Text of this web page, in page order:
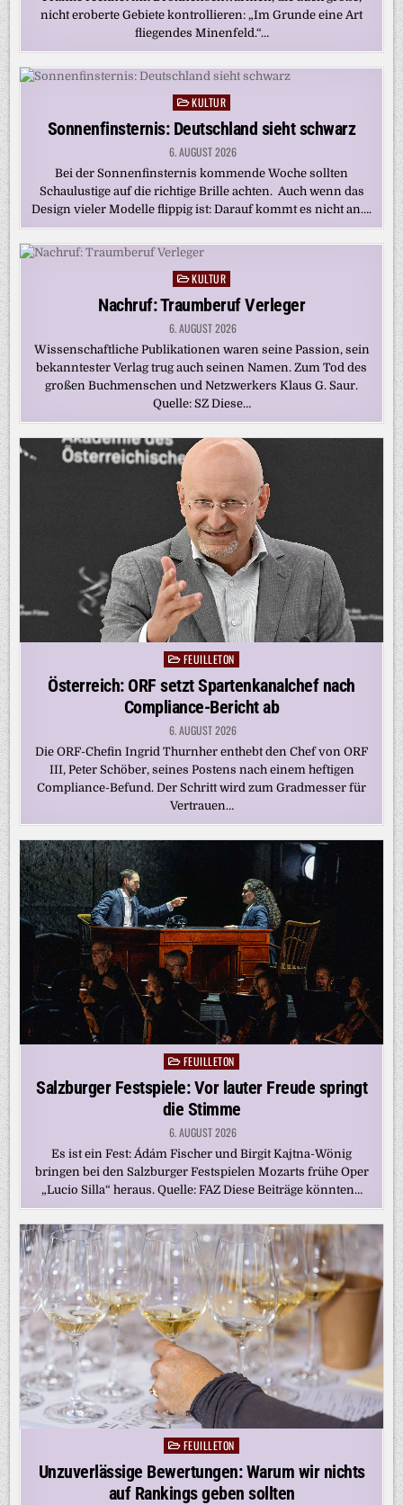
nicht eroberte Gebiete kontrollieren: „Im Grunde eine Art
fliegendes Minenfeld.“…
Posted
in
KULTUR
Sonnenfinsternis: Deutschland sieht schwarz
6. AUGUST 2026
Bei der Sonnenfinsternis kommende Woche sollten
Schaulustige auf die richtige Brille achten. Auch wenn das
Design vieler Modelle flippig ist: Darauf kommt es nicht an….
PostedKULTUR
Nachruf: Traumberuf Verleger
6. AUGUST 2026
Wissenschaftliche Publikationen waren seine Passion, sein
bekanntester Verlag trug auch seinen Namen. Zum Tod des
großen Buchmenschen und Netzwerkers Klaus G. Saur.
Quelle: SZ Diese…
PostedFEUILLETON
Österreich: ORF setzt Spartenkanalchef nach
Compliance-Bericht ab
6. AUGUST 2026
Die ORF-Chefin Ingrid Thurnher enthebt den Chef von ORF
III, Peter Schöber, seines Postens nach einem heftigen
Compliance-Befund. Der Schritt wird zum Gradmesser für
Vertrauen…
Posted
in
FEUILLETON
Salzburger Festspiele: Vor lauter Freude springt
die Stimme
6. AUGUST 2026
Es ist ein Fest: Ádám Fischer und Birgit Kajtna-Wönig
bringen bei den Salzburger Festspielen Mozarts frühe Oper
„Lucio Silla“ heraus. Quelle: FAZ Diese Beiträge könnten…
PostedFEUILLETON
Unzuverlässige Bewertungen: Warum wir nichts
auf Rankings geben sollten